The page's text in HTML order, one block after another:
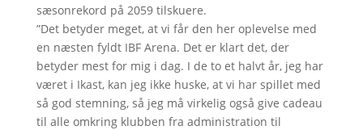
sæsonrekord på 2059 tilskuere.
”Det betyder meget, at vi får den her oplevelse med
en næsten fyldt IBF Arena. Det er klart det, der
betyder mest for mig i dag. I de to et halvt år, jeg har
været i Ikast, kan jeg ikke huske, at vi har spillet med
så god stemning, så jeg må virkelig også give cadeau
til alle omkring klubben fra administration til